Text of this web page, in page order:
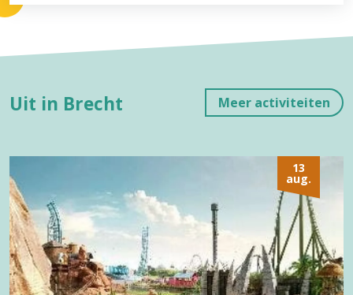
Uit in Brecht Meer activiteiten
13
aug.